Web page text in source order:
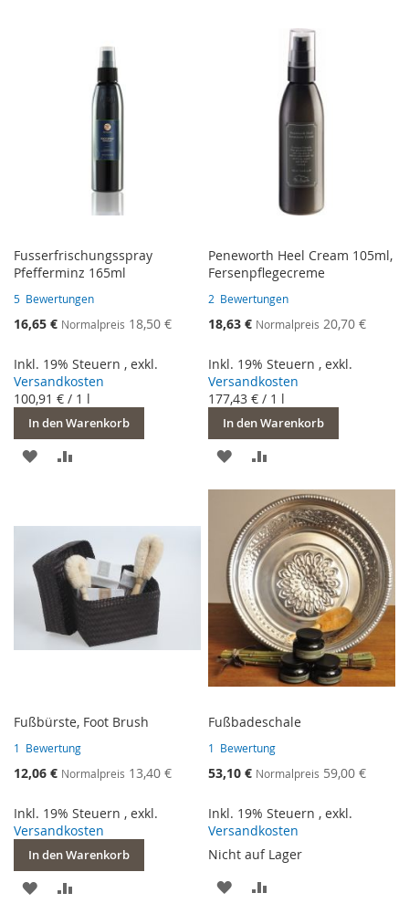
HINZUFÜGENHINZUFÜGEN
Fusserfrischungsspray
Pfefferminz 165ml
5 Bewertungen
Sonderangebot
16,65 € Normalpreis 18,50 €
Inkl. 19% Steuern , exkl.
Versandkosten
100,91 € / 1 l
In den Warenkorb
ZUR
Peneworth Heel Cream 105ml,
Fersenpflegecreme
2 Bewertungen
Sonderangebot
18,63 € Normalpreis 20,70 €
Inkl. 19% Steuern ,exkl.
Versandkosten
177,43 € / 1 l
In den Warenkorb
ZUR
WUNSCHLISTE
HINZUFÜGEN
VERGLEICHSLISTE
HINZUFÜGEN
Fußbürste, Foot Brush
1 Bewertung
Sonderangebot
12,06 € Normalpreis 13,40 €
Inkl. 19% Steuern , exkl.
Versandkosten
In den Warenkorb
ZUR
Fußbadeschale
1 Bewertung
Sonderangebot
53,10 € Normalpreis 59,00 €
Inkl. 19% Steuern ,exkl.
Versandkosten
Nicht auf Lager
ZUR